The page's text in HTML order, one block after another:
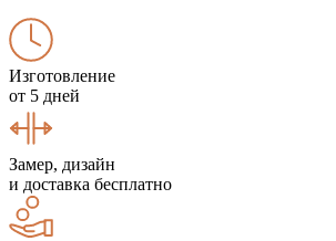
Изготовление
от 5 дней
Замер, дизайн
и доставка бесплатно